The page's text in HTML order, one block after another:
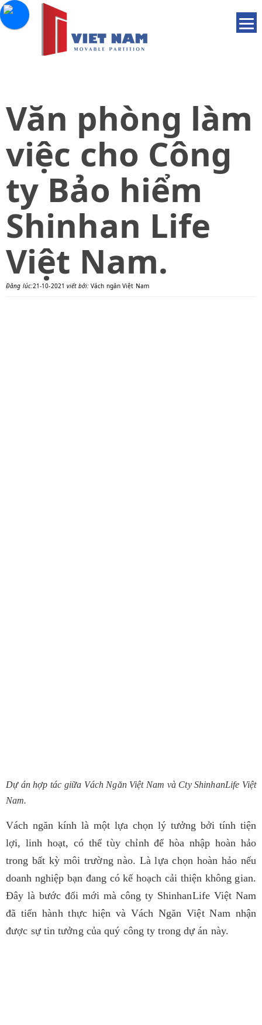
Văn phòng làm
việc cho Công
ty Bảo hiểm
Shinhan Life
Việt Nam.
Đăng lúc:21-10-2021viết bởi:Vách ngăn Việt Nam
Dự án hợp tác giữa Vách Ngăn Việt Nam và Cty ShinhanLife Việt
Nam.
Vách ngăn kính là một lựa chọn lý tưởng bởi tính tiện
lợi, linh hoạt, có thể tùy chỉnh để hòa nhập hoàn hảo
trong bất kỳ môi trường nào. Là lựa chọn hoàn hảo nếu
doanh nghiệp bạn đang có kế hoạch cải thiện không gian.
Đây là bước đổi mới mà công ty ShinhanLife Việt Nam
đã tiến hành thực hiện và Vách Ngăn Việt Nam nhận
được sự tin tưởng của quý công ty trong dự án này.